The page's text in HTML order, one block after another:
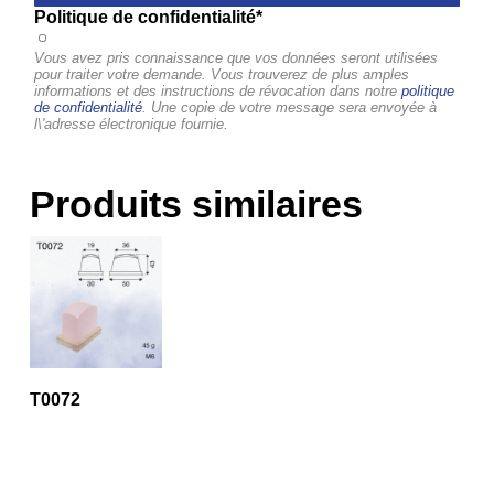
Politique de confidentialité*
Vous avez pris connaissance que vos données seront utilisées
pour traiter votre demande. Vous trouverez de plus amples
informations et des instructions de révocation dans notrepolitique
de confidentialité. Une copie de votre message sera envoyée à
l\'adresse électronique fournie.
Produits similaires
T0072